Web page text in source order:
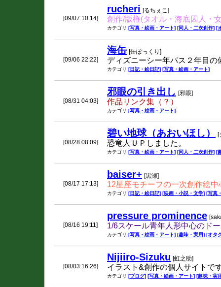
[09/07 10:14]
rucheri [るちぇこ]
創作/版権(タオル・海底囚人・
カテゴリ [写真・絵画・アート] [同人・二次創作] [
[09/06 22:22]
海缶 [缶ぽっくり]
ディズニーシー年パス２年目
カテゴリ [日記・絵日記] [写真・絵画・アート]
[08/31 04:03]
邪眼の引き出し [邪眼]
作品リンク集（？）
カテゴリ [写真・絵画・アート]
[08/28 08:09]
碧い地球（あおいほし） [
恐竜人ＵＰしました。
カテゴリ [写真・絵画・アート] [同人・二次創作] [
[08/17 17:13]
baiser+ [黒瀬]
12星座モチーフの一次創作絵
カテゴリ [日記・絵日記] [映画・小説・文学] [写真
[08/16 19:11]
pressure prominence
1/6スケール青年人形中心のド
カテゴリ [写真・絵画・アート] [趣味・実用] [オタ
[08/03 16:26]
Nijiiro-Sizuku [虹之助]
イラスト&創作の個人サイトで
カテゴリ [ブログ] [写真・絵画・アート] [趣味・実